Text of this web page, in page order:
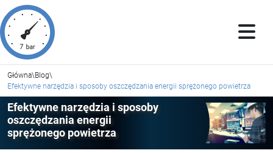
Główna\Blog\
Efektywne narzędzia i sposoby oszczędzania energii sprężonego powietrza
Efektywne narzędzia i sposoby
oszczędzania energii
sprężonego powietrza